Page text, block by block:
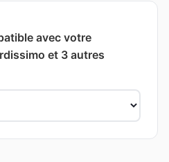
avec votre
et 3 autres